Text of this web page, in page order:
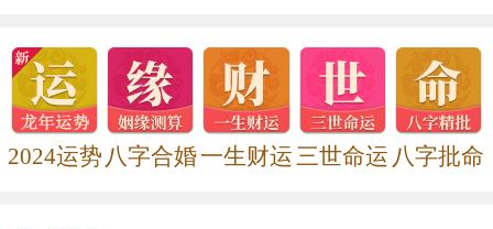
对方。属狗人在2021年可以随身佩戴一
件貔貅吊坠来作为招财旺运的吉祥物，
有巩固流年财运，生旺财气，化解破财
2024运势 八字合婚一生财运三世命运 八字批命